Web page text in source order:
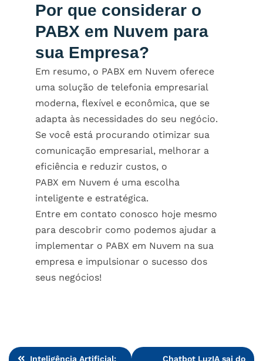
Por que considerar o
PABX em Nuvem para
sua Empresa?
Em resumo, o PABX em Nuvem oferece
uma solução de telefonia empresarial
moderna, flexível e econômica, que se
adapta às necessidades do seu negócio.
Se você está procurando otimizar sua
comunicação empresarial, melhorar a
eficiência e reduzir custos, o
PABX em Nuvem é uma escolha
inteligente e estratégica.
Entre em contato conosco hoje mesmo
para descobrir como podemos ajudar a
implementar o PABX em Nuvem na sua
empresa e impulsionar o sucesso dos
seus negócios!
Inteligência Artificial: Chatbot LuzIA sai do